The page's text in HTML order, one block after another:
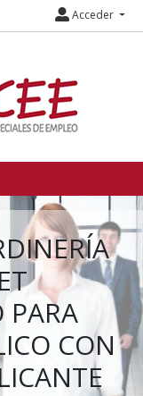
Acceder
PARA
CON